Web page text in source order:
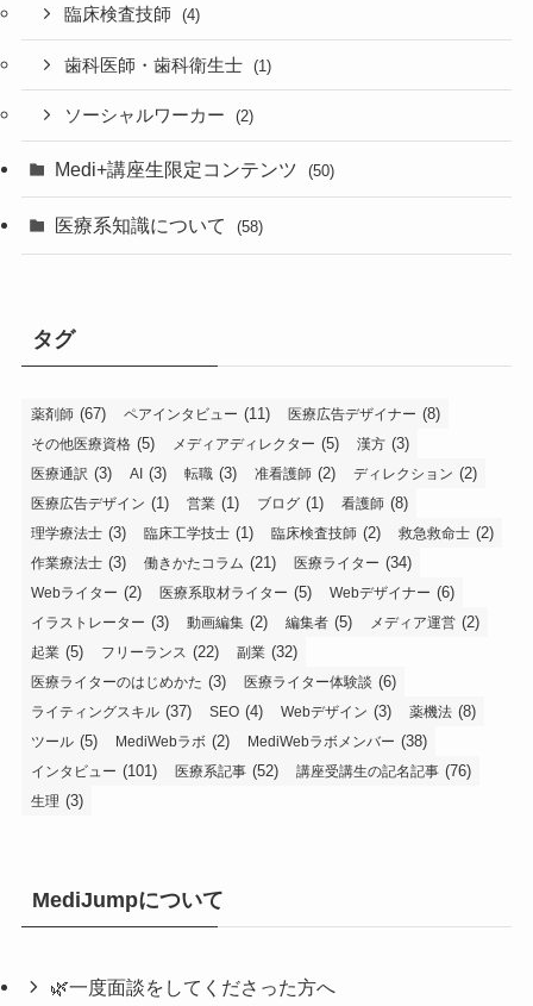
臨床検査技師 (4)
歯科医師・歯科衛生士 (1)
ソーシャルワーカー (2)
Medi+講座生限定コンテンツ (50)
医療系知識について (58)
タグ
薬剤師 (67) ペアインタビュー (11) 医療広告デザイナー (8)
その他医療資格 (5) メディアディレクター (5) 漢方 (3)
医療通訳 (3) AI (3) 転職 (3) 准看護師 (2) ディレクション (2)
医療広告デザイン (1) 営業 (1) ブログ (1) 看護師 (8)
理学療法士 (3) 臨床工学技士 (1) 臨床検査技師 (2) 救急救命士 (2)
作業療法士 (3) 働きかたコラム (21) 医療ライター (34)
Webライター (2) 医療系取材ライター (5) Webデザイナー (6)
イラストレーター (3) 動画編集 (2) 編集者 (5) メディア運営 (2)
起業 (5) フリーランス (22) 副業 (32)
医療ライターのはじめかた (3) 医療ライター体験談 (6)
ライティングスキル (37) SEO (4) Webデザイン (3) 薬機法 (8)
ツール (5) MediWebラボ (2) MediWebラボメンバー (38)
インタビュー (101) 医療系記事 (52) 講座受講生の記名記事 (76)
生理 (3)
MediJumpについて
🌿一度面談をしてくださった方へ